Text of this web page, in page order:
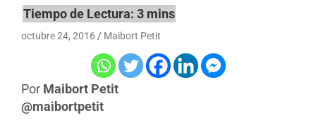
octubre 24, 2016 Maibort Petit
Por Maibort Petit
@maibortpetit